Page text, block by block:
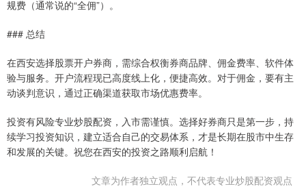
规费（通常说的“全佣”）。
### 总结
在西安选择股票开户券商，需综合权衡券商品牌、佣金费率、软件体
验与服务。开户流程现已高度线上化，便捷高效。对于佣金，要有主
动谈判意识，通过正确渠道获取市场优惠费率。
投资有风险专业炒股配资，入市需谨慎。选择好券商只是第一步，持
续学习投资知识，建立适合自己的交易体系，才是长期在股市中生存
和发展的关键。祝您在西安的投资之路顺利启航！
文章为作者独立观点，不代表专业炒股配资观点